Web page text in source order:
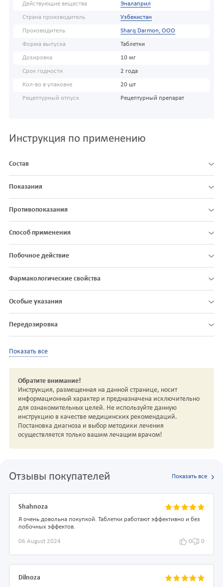
Действующие вещества Эналаприл
Страна производитель Узбекистан
Производитель Sharq Darmon, OOO
Форма выпуска Таблетки
Дозировка 10 мг
Срок годности 2 года
Кол-во в упаковке 20 шт
Рецептурный отпуск Рецептурный препарат
Инструкция по применению
Состав
Показания
Противопоказания
Способ применения
Побочное действие
Фармакологические свойства
Особые указания
Передозировка
Показать все
Обратите внимание!
Инструкция, размещенная на данной странице, носит
информационный характер и предназначена исключительно
для ознакомительных целей. Не используйте данную
инструкцию в качестве медицинских рекомендаций.
Постановка диагноза и выбор методики лечения
осуществляется только вашим лечащим врачом!
Отзывы покупателей Показать все
Shahnoza
Я очень довольна покупкой. Таблетки работают эффективно и без
побочных эффектов.
06 August 2024 0 0
Dilnoza